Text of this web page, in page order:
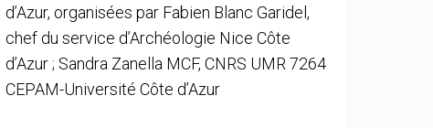
d’Azur, organisées par Fabien Blanc Garidel,
chef du service d’Archéologie Nice Côte
d’Azur ; Sandra Zanella MCF, CNRS UMR 7264
CEPAM-Université Côte d’Azur